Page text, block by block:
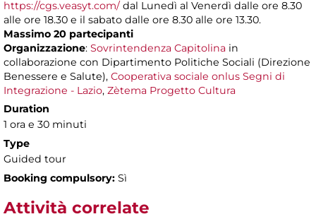
https://cgs.veasyt.com/dal Lunedì al Venerdì dalle ore 8.30
alle ore 18.30 e il sabato dalle ore 8.30 alle ore 13.30.
Massimo 20 partecipanti
Organizzazione: Sovrintendenza Capitolina in
collaborazione con Dipartimento Politiche Sociali (Direzione
Benessere e Salute), Cooperativa sociale onlus Segni di
Integrazione - Lazio, Zètema Progetto Cultura
Duration
1 ora e 30 minuti
Type
Guided tour
Booking compulsory: Sì
Attività correlate